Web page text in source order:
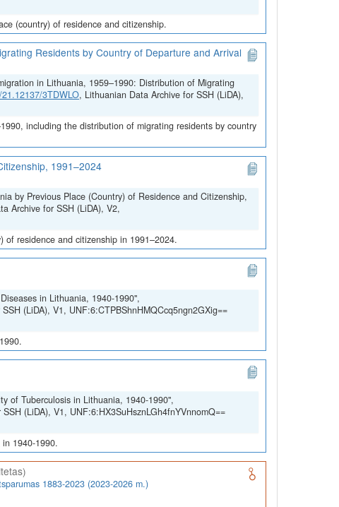
(country) of residence and citizenship.
Residents by Country of Departure and Arrival
in Lithuania, 1959–1990: Distribution of Migrating
3TDWLO, Lithuanian Data Archive for SSH (LiDA),
including the distribution of migrating residents by country
1991–2024
by Previous Place (Country) of Residence and Citizenship,
Archive for SSH (LiDA), V2,
residence and citizenship in 1991–2024.
in Lithuania, 1940-1990",
(LiDA), V1, UNF:6:CTPBShnHMQCcq5ngn2GXig==
of Tuberculosis in Lithuania, 1940-1990",
(LiDA), V1, UNF:6:HX3SuHsznLGh4fnYVnnomQ==
1940-1990.
1883-2023 (2023-2026 m.)